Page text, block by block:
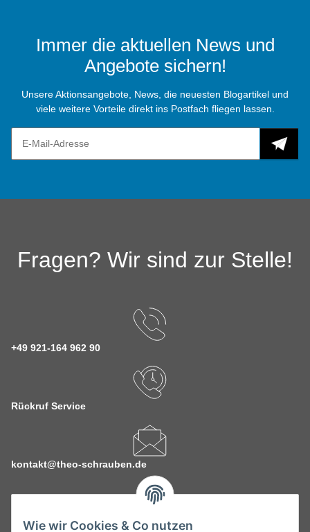
Wie wir Cookies & Co nutzen
Immer die aktuellen News und
Angebote sichern!
Unsere Aktionsangebote, News, die neuesten Blogartikel und
viele weitere Vorteile direkt ins Postfach fliegen lassen.
Fragen? Wir sind zur Stelle!
+49 921-164 962 90
Rückruf Service
kontakt@theo-schrauben.de